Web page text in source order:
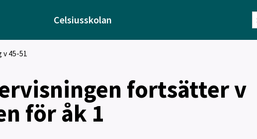
Celsiusskolan
v 45-51
fortsätter v
för åk 1